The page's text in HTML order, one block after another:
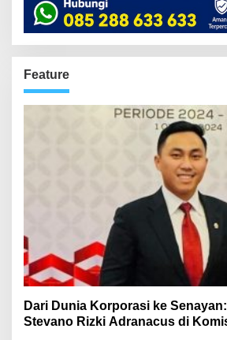
Feature
Dari Dunia Korporasi ke
Stevano Rizki Adranacus di